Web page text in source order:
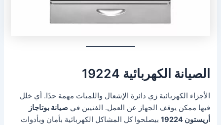
الصيانة الكهربائية 19224
الأجزاء الكهربائية زي دائرة الإشعال واللمبات مهمة جدًا. أي خلل
فيها ممكن يوقف الجهاز عن العمل. الفنيين فيصيانة بوتاجاز
أريستون 19224
بيصلحوا كل المشاكل الكهربائية بأمان وبأدوات